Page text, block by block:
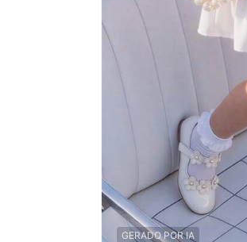
GERADO POR IA